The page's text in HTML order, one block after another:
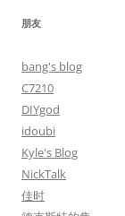
朋友
bang's blog
C7210
DIYgod
idoubi
Kyle's Blog
NickTalk
佳时